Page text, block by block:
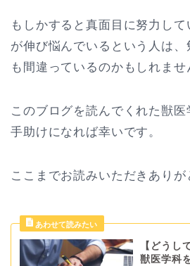
もしかすると真面目に努力し
が伸び悩んでいるという人は
も間違っているのかもしれませ
このブログを読んでくれた獣
手助けになれば幸いです。
ここまでお読みいただきありが
【どうし
獣医学科